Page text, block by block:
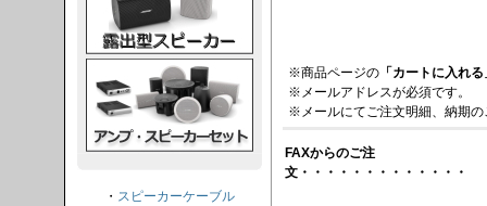
※商品ページの 「カートに入れる
※メールアドレスが必須です。
※メールにてご注文明細、納期
FAXからのご注
文・・・・・・・・・・・・・
・ スピーカーケーブル